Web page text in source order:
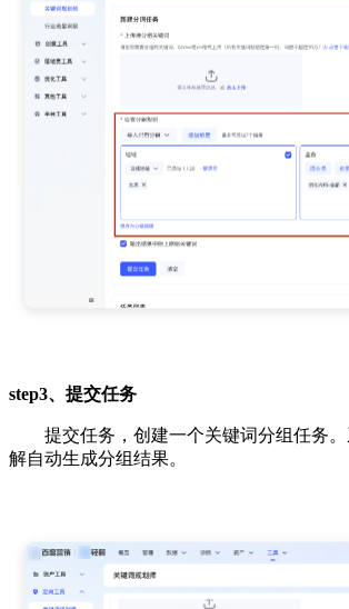
step3、提交任务
提交任务，创建一个关键词分组任务
解自动生成分组结果。